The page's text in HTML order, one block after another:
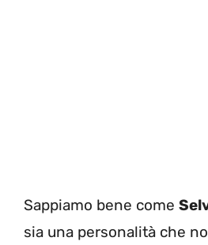
Sappiamo bene come
sia una personalità che